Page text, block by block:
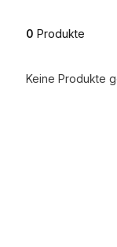
0 Produkte
Keine Produkte